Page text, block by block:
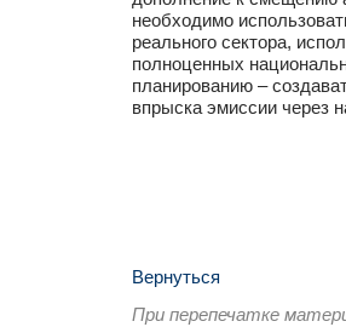
необходимо
реального сектора,
полноценных
планированию –
впрыска эмиссии через
Вернуться
При перепечатке